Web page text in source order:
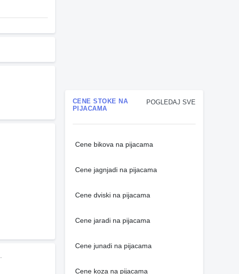
POGLEDAJ SVE
CENE STOKE NA
PIJACAMA
Cene bikova na pijacama
Cene jagnjadi na pijacama
Cene dviski na pijacama
Cene jaradi na pijacama
Cene junadi na pijacama
Cene koza na pijacama